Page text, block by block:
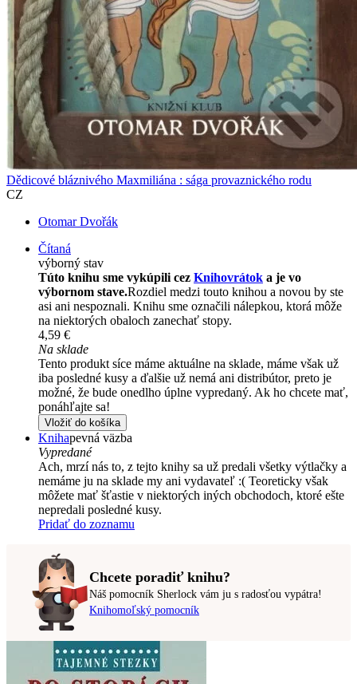
Dědicové bláznivého Maxmiliána : sága provaznického rodu
CZ
Otomar Dvořák
Čítaná
výborný stav
Túto knihu sme vykúpili cez Knihovrátok a je vo
výbornom stave.Rozdiel medzi touto knihou a novou by ste
asi ani nespoznali. Knihu sme označili nálepkou, ktorá môže
na niektorých obaloch zanechať stopy.
4,59 €
Na sklade
Tento produkt síce máme aktuálne na sklade, máme však už
iba posledné kusy a ďalšie už nemá ani distribútor, preto je
možné, že bude onedlho úplne vypredaný. Ak ho chcete mať,
ponáhľajte sa!
Vložiť do košíka
Knihapevná väzba
Vypredané
Ach, mrzí nás to, z tejto knihy sa už predali všetky výtlačky a
nemáme ju na sklade my ani vydavateľ :( Teoreticky však
môžete mať šťastie v niektorých iných obchodoch, ktoré ešte
nepredali posledné kusy.
Pridať do zoznamu
Chcete poradiť knihu?
Náš pomocník Sherlock vám ju s radosťou vypátra!
Knihomoľský pomocník